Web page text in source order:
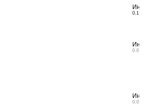
0.1
0.0
0.0